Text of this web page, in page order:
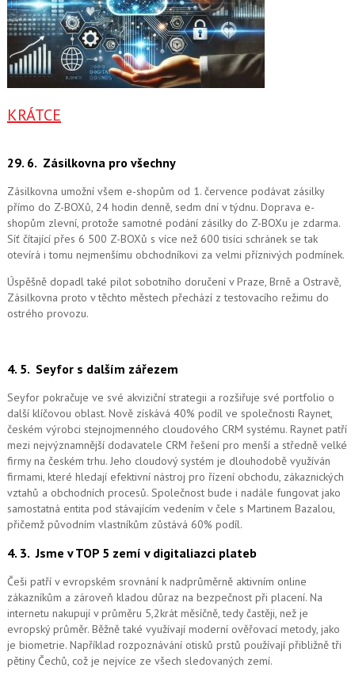
KRÁTCE
29. 6. Zásilkovna pro všechny
Zásilkovna umožní všem e-shopům od 1. července podávat zásilky
přímo do Z-BOXů, 24 hodin denně, sedm dní v týdnu. Doprava e-
shopům zlevní, protože samotné podání zásilky do Z-BOXu je zdarma.
Síť čítající přes 6 500 Z-BOXů s více než 600 tisíci schránek se tak
otevírá i tomu nejmenšímu obchodníkovi za velmi příznivých podmínek.
Úspěšně dopadl také pilot sobotního doručení v Praze, Brně a Ostravě,
Zásilkovna proto v těchto městech přechází z testovacího režimu do
ostrého provozu.
4. 5. Seyfor s dalším zářezem
Seyfor pokračuje ve své akviziční strategii a rozšiřuje své portfolio o
další klíčovou oblast. Nově získává 40% podíl ve společnosti Raynet,
českém výrobci stejnojmenného cloudového CRM systému. Raynet patří
mezi nejvýznamnější dodavatele CRM řešení pro menší a středně velké
firmy na českém trhu. Jeho cloudový systém je dlouhodobě využíván
firmami, které hledají efektivní nástroj pro řízení obchodu, zákaznických
vztahů a obchodních procesů. Společnost bude i nadále fungovat jako
samostatná entita pod stávajícím vedením v čele s Martinem Bazalou,
přičemž původním vlastníkům zůstává 60% podíl.
4. 3.Jsme v TOP 5 zemí v digitaliazci plateb
Češi patří v evropském srovnání k nadprůměrně aktivním online
zákazníkům a zároveň kladou důraz na bezpečnost při placení. Na
internetu nakupují v průměru 5,2krát měsíčně, tedy častěji, než je
evropský průměr. Běžně také využívají moderní ověřovací metody, jako
je biometrie. Například rozpoznávání otisků prstů používají přibližně tři
pětiny Čechů, což je nejvíce ze všech sledovaných zemí.